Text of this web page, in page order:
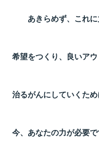
あきらめず、これ
希望をつくり、良いア
治るがんにしていくた
今、あなたの力が必要で